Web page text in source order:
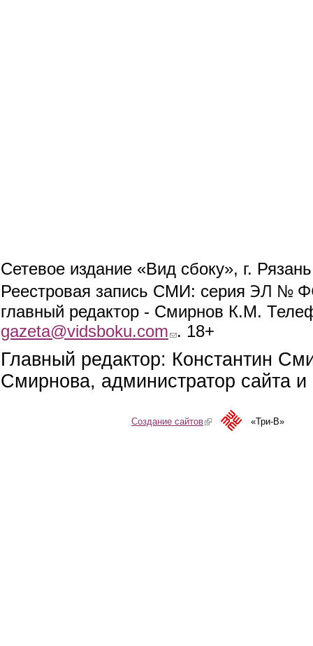
Сетевое издание «Вид сбоку», г.
Реестровая запись СМИ: серия ЭЛ №
главный редактор - Смирнов К.М.
gazeta@vidsboku.com (link sends e-mail)
. 18+
Главный редактор: Константин
Смирнова, администратор сайта
Создание сайтов(link is external)«Три-В»